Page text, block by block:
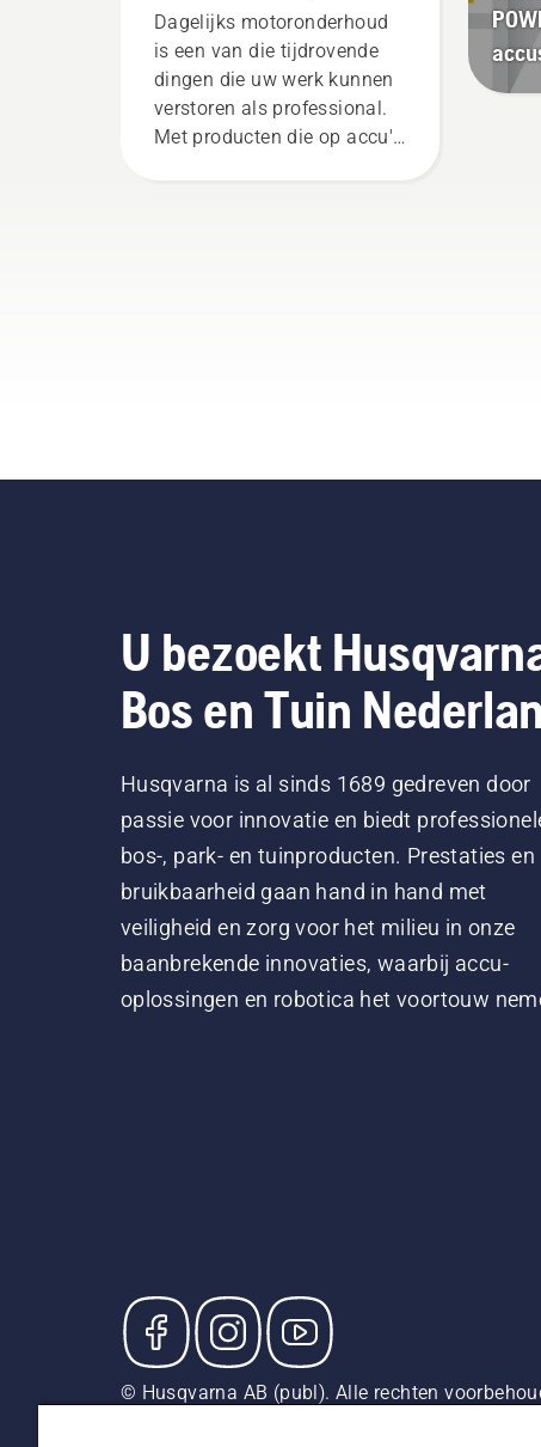
accumachines
Dagelijks motoronderhoud
is een van die tijdrovende
dingen die uw werk kunnen
verstoren als professional.
Met producten die op accu's
U bezoekt
Bos en Tuin
Husqvarna is al sinds 1689 gedreven door
passie voor innovatie en biedt
bos-, park- en tuinproducten. Prestaties en
bruikbaarheid gaan hand in hand met
veiligheid en zorg voor het milieu in onze
baanbrekende innovaties, waarbij accu-
oplossingen en robotica het voortouw
© Husqvarna AB (publ). Alle rechten